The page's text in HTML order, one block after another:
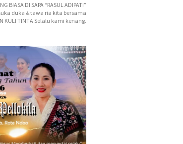
BIASA DI SAPA “RASUL ADIPATI”
duka & tawa ria kita bersama
KULI TINTA Selalu kami kenang.